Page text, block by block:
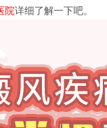
院详细了解一下吧。